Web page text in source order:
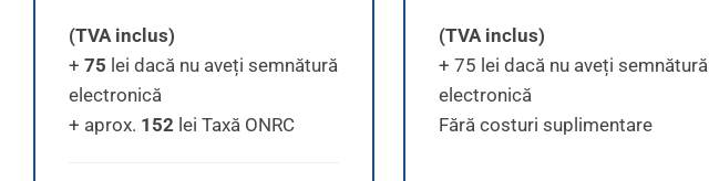
(TVA inclus)
+ 75 lei dacă nu aveți semnătură
electronică
+ aprox. 152 lei Taxă ONRC
(TVA inclus)
+ 75 lei dacă nu aveți semnătură
electronică
Fără costuri suplimentare